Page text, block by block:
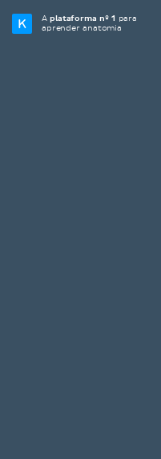
Aplataforma nº 1 para
aprender anatomia